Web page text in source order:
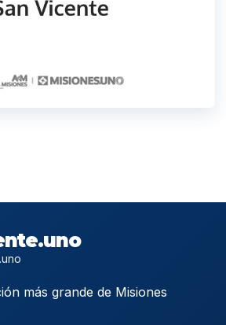
más grande de Misiones